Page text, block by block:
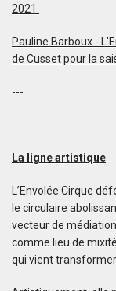
2021.
Pauline Barboux -
de Cusset pour la
---
La ligne artistique
L’Envolée Cirque
le circulaire
vecteur de
comme lieu de
qui vient transformer